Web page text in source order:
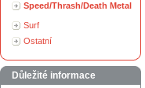
Speed/Thrash/Death Metal
Surf
Ostatní
Důležité informace